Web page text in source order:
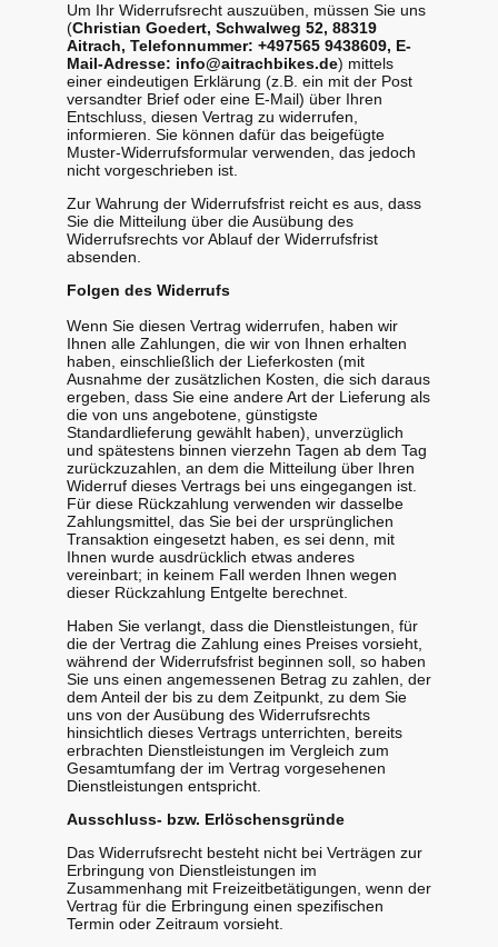
Um Ihr Widerrufsrecht auszuüben, müssen Sie uns
(Christian Goedert, Schwalweg 52, 88319
Aitrach, Telefonnummer: +497565 9438609, E-
Mail-Adresse: info@aitrachbikes.de) mittels
einer eindeutigen Erklärung (z.B. ein mit der Post
versandter Brief oder eine E-Mail) über Ihren
Entschluss, diesen Vertrag zu widerrufen,
informieren. Sie können dafür das beigefügte
Muster-Widerrufsformular verwenden, das jedoch
nicht vorgeschrieben ist.
Zur Wahrung der Widerrufsfrist reicht es aus, dass
Sie die Mitteilung über die Ausübung des
Widerrufsrechts vor Ablauf der Widerrufsfrist
absenden.
Folgen des Widerrufs
Wenn Sie diesen Vertrag widerrufen, haben wir
Ihnen alle Zahlungen, die wir von Ihnen erhalten
haben, einschließlich der Lieferkosten (mit
Ausnahme der zusätzlichen Kosten, die sich daraus
ergeben, dass Sie eine andere Art der Lieferung als
die von uns angebotene, günstigste
Standardlieferung gewählt haben), unverzüglich
und spätestens binnen vierzehn Tagen ab dem Tag
zurückzuzahlen, an dem die Mitteilung über Ihren
Widerruf dieses Vertrags bei uns eingegangen ist.
Für diese Rückzahlung verwenden wir dasselbe
Zahlungsmittel, das Sie bei der ursprünglichen
Transaktion eingesetzt haben, es sei denn, mit
Ihnen wurde ausdrücklich etwas anderes
vereinbart; in keinem Fall werden Ihnen wegen
dieser Rückzahlung Entgelte berechnet.
Haben Sie verlangt, dass die Dienstleistungen, für
die der Vertrag die Zahlung eines Preises vorsieht,
während der Widerrufsfrist beginnen soll, so haben
Sie uns einen angemessenen Betrag zu zahlen, der
dem Anteil der bis zu dem Zeitpunkt, zu dem Sie
uns von der Ausübung des Widerrufsrechts
hinsichtlich dieses Vertrags unterrichten, bereits
erbrachten Dienstleistungen im Vergleich zum
Gesamtumfang der im Vertrag vorgesehenen
Dienstleistungen entspricht.
Ausschluss- bzw. Erlöschensgründe
Das Widerrufsrecht besteht nicht bei Verträgen zur
Erbringung von Dienstleistungen im
Zusammenhang mit Freizeitbetätigungen, wenn der
Vertrag für die Erbringung einen spezifischen
Termin oder Zeitraum vorsieht.